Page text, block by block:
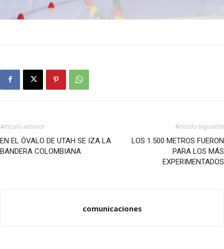
Artículo anterior
EN EL ÓVALO DE UTAH SE IZA LA
BANDERA COLOMBIANA
Artículo siguiente
LOS 1.500 METROS FUERON
PARA LOS MÁS
EXPERIMENTADOS
comunicaciones